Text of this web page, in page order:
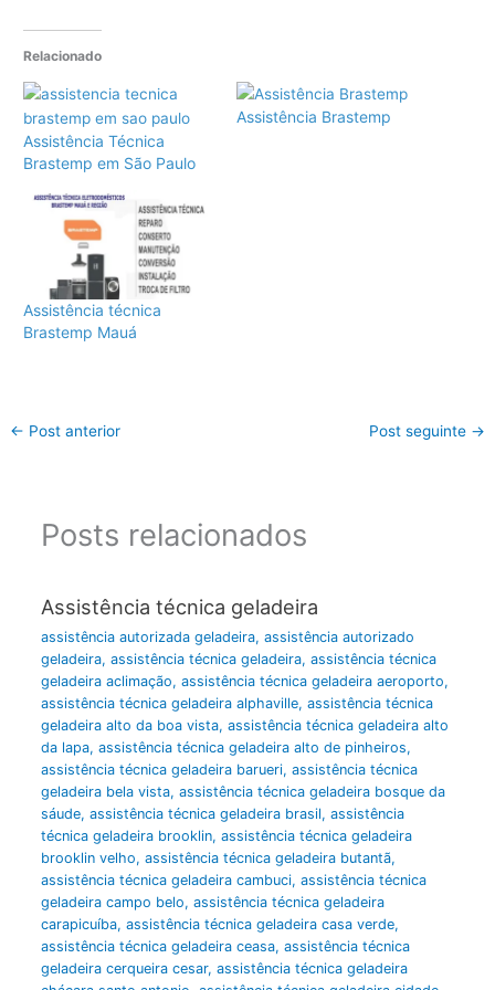
Relacionado
Assistência Técnica
Brastemp em São Paulo
Assistência Brastemp
Assistência técnica
Brastemp Mauá
← Post anterior Post seguinte →
Posts relacionados
Assistência técnica geladeira
assistência autorizada geladeira, assistência autorizado
geladeira, assistência técnica geladeira, assistência técnica
geladeira aclimação, assistência técnica geladeira aeroporto,
assistência técnica geladeira alphaville, assistência técnica
geladeira alto da boa vista, assistência técnica geladeira alto
da lapa, assistência técnica geladeira alto de pinheiros,
assistência técnica geladeira barueri, assistência técnica
geladeira bela vista, assistência técnica geladeira bosque da
sáude, assistência técnica geladeira brasil, assistência
técnica geladeira brooklin, assistência técnica geladeira
brooklin velho, assistência técnica geladeira butantã,
assistência técnica geladeira cambuci, assistência técnica
geladeira campo belo, assistência técnica geladeira
carapicuíba, assistência técnica geladeira casa verde,
assistência técnica geladeira ceasa, assistência técnica
geladeira cerqueira cesar, assistência técnica geladeira